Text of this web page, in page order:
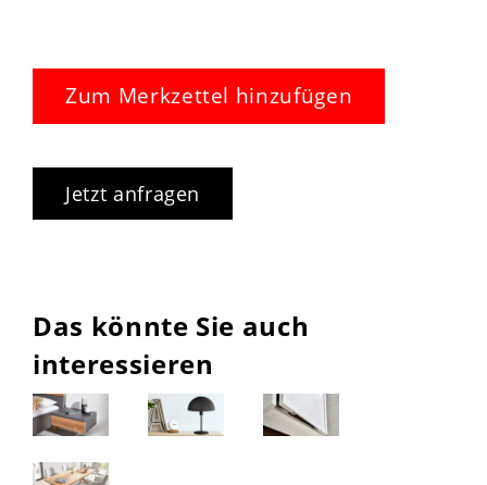
Zum Merkzettel hinzufügen
Jetzt anfragen
Das könnte Sie auch
interessieren